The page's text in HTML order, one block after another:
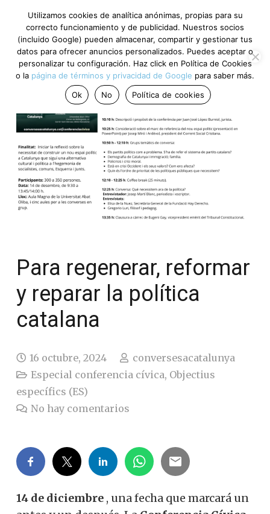
Para regenerar, reformar
y reparar la política
catalana
16 octubre, 2024
conversesacatalunya
Especial conferencia cívica, Objectius
específics (ES)
No hay comentarios
14 de diciembre , una fecha que marcará un
Utilizamos cookies de analítica anónimas, propias para su
correcto funcionamiento y de publicidad. Nuestros socios
(incluido Google) pueden almacenar, compartir y gestionar tus
datos para ofrecer anuncios personalizados. Puedes aceptar o
personalizar tu configuración. Haz click en Política de Cookies
o la página de términos y privacidad de Google para saber más.
Ok
No Política de cookies